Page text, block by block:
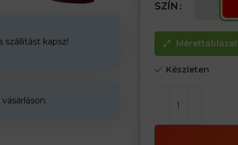
szállítást kapsz!
vásárláson.
SZÍN
Mérettáblázat
Készleten